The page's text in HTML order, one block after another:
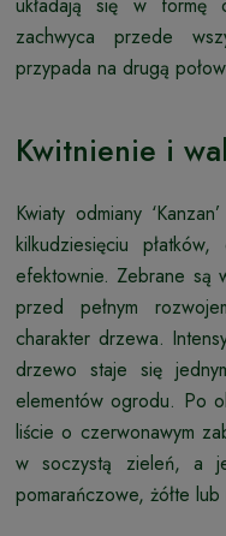
zachwyca przede
przypada na drugą
Kwitnienie i
Kwiaty odmiany
kilkudziesięciu
efektownie. Zebrane są
przed pełnym
charakter drzewa.
drzewo staje się
elementów ogrodu. Po
liście o czerwonawym
w soczystą zieleń, a
pomarańczowe, żółte lub